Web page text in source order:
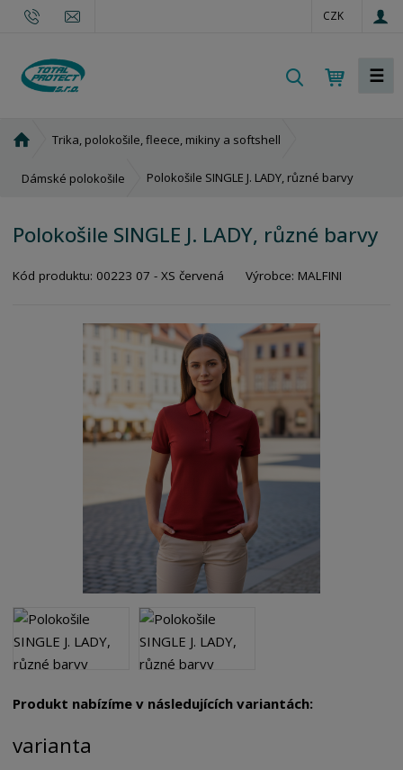
CZK
d
t
☰
o
í
t
Trika, polokošile, fleece, mikiny a softshell
Dámské polokošile Polokošile SINGLE J. LADY, různé barvy
Polokošile SINGLE J. LADY, různé barvy
Kód produktu: 00223 07 - XS červená Výrobce: MALFINI
Produkt nabízíme v následujících variantách:
varianta